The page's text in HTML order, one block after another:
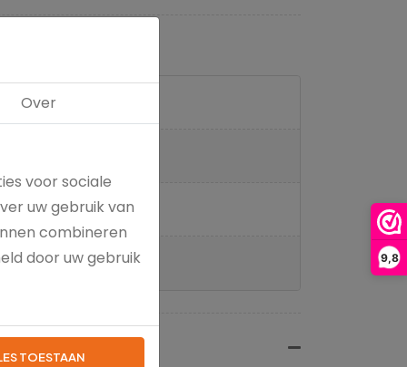
9,8
Over
voor sociale
uw gebruik van
combineren
door uw gebruik
TOESTAAN